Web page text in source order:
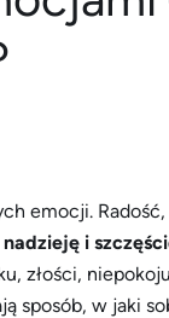
emocji.
nadzieję i
złości,
sposób, w jaki